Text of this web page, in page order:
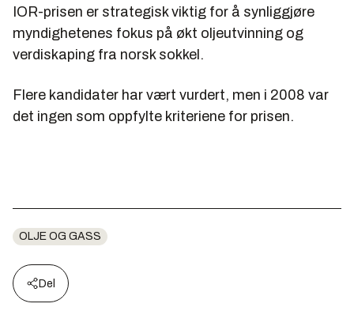
IOR-prisen er strategisk viktig for å synliggjøre
myndighetenes fokus på økt oljeutvinning og
verdiskaping fra norsk sokkel.
Flere kandidater har vært vurdert, men i 2008 var
det ingen som oppfylte kriteriene for prisen.
OLJE OG GASS
Del